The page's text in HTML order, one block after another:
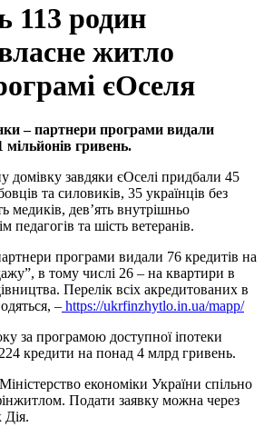
113 родин
житло
єОселя
– партнери програми видали
мільйонів гривень.
домівку завдяки єОселі придбали 45
та силовиків, 35 українців без
медиків, дев’ять внутрішньо
педагогів та шість ветеранів.
програми видали 76 кредитів на
в тому числі 26 – на квартири в
Перелік всіх акредитованих в
– https://ukrfinzhytlo.in.ua/mapp/
за програмою доступної іпотеки
кредити на понад 4 млрд гривень.
економіки України спільно
Подати заявку можна через
Дія.